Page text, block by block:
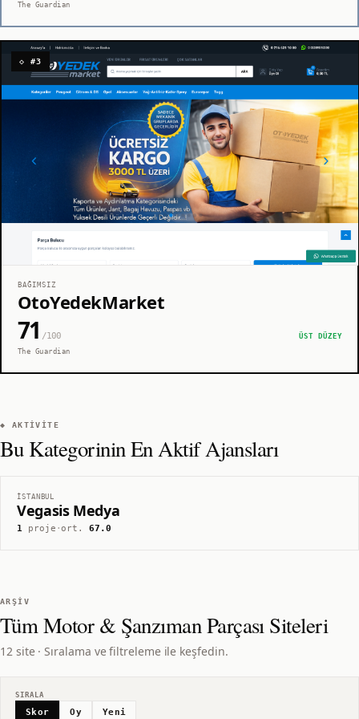
The Guardian
◇ #3
BAĞIMSIZ
OtoYedekMarket
71 /100
ÜST DÜZEY
The Guardian
◆ AKTIVITE
Bu Kategorinin En Aktif Ajansları
İSTANBUL
Vegasis Medya
1proje ·ort.67.0
ARŞIV
TümMotor & Şanzıman ParçasıSiteleri
12 site · Sıralama ve filtreleme ile keşfedin.
SIRALA
Skor Oy Yeni